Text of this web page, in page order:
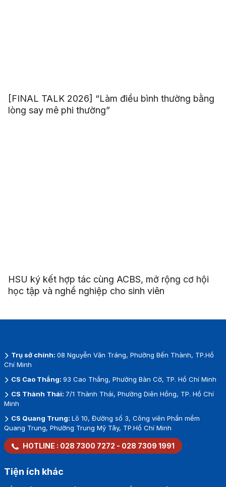
[FINAL TALK 2026] “Làm điều bình thường bằng
lòng say mê phi thường”
HSU ký kết hợp tác cùng ACBS, mở rộng cơ hội
học tập và nghề nghiệp cho sinh viên
Trụ sở chính: 08 Nguyễn Văn Tráng, Phường Bến Thành, TP.Hồ
Chí Minh
CS Cao Thắng: 93 Cao Thắng, Phường Bàn Cờ, TP. Hồ Chí Minh
CS Thành Thái: 7/1 Thành Thái, Phường Diên Hồng, TP. Hồ Chí
Minh
CS Quang Trung: Lô 10, Đường số 3, Công viên Phần mềm
Quang Trung, Phường Trung Mỹ Tây, TP.Hồ Chí Minh
HOTLINE : 028 7300 7272 - 028 7309 1991
Tiện ích khác